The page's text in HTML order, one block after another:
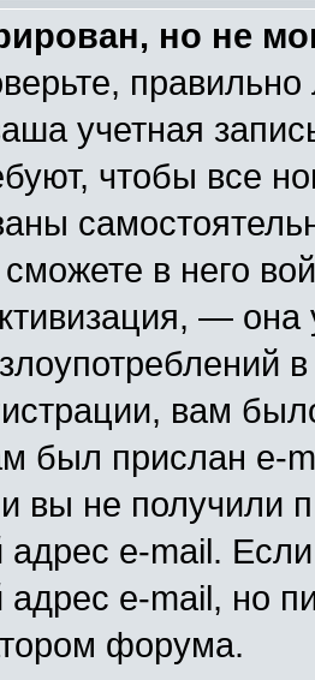
но не
учетная
чтобы все
в него
—
вам
был прислан e-
вы не получили
адрес e-mail.
e-mail, но
форума.